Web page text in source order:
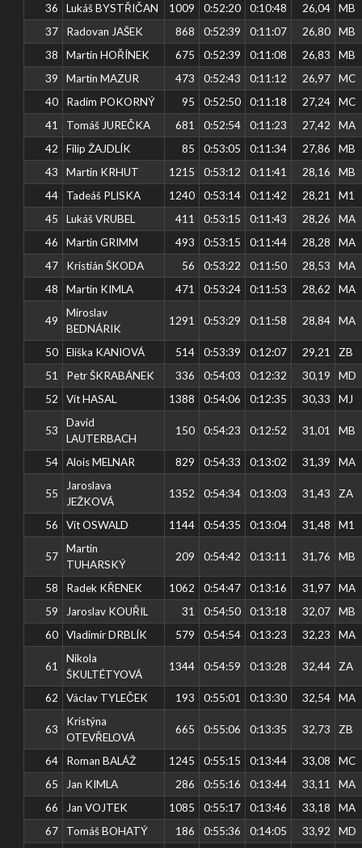
36
Lukáš BYSTŘIČAN 1009 0:52:20 0:10:48 26,04
MB
37
Radovan JAŠEK 868 0:52:39 0:11:07 26,80
MB
38
Martin HOŘÍNEK 675 0:52:39 0:11:08 26,83
MB
39
Martin MAZUR 473 0:52:43 0:11:12 26,97
MC
40
Radim POKORNÝ 95 0:52:50 0:11:18 27,24
MC
41
Tomáš JUREČKA 681 0:52:54 0:11:23 27,42
MA
42
Filip ŽAJDLÍK 85 0:53:05 0:11:34 27,86
MB
43
Martin KRHUT 1215 0:53:12 0:11:41 28,16
MB
44
Tadeáš PLISKA 1240 0:53:14 0:11:42 28,21
M1
45
Lukáš VRUBEL 411 0:53:15 0:11:43 28,26
MA
46
Martin GRIMM 493 0:53:15 0:11:44 28,28
MA
47
Kristián ŠKODA 56 0:53:22 0:11:50 28,53
MA
48
Martin KIMLA 471 0:53:24 0:11:53 28,62 MA
49
Miroslav
BEDNÁRIK
1291 0:53:29 0:11:58 28,84 MA
50 Eliška KANIOVÁ 514 0:53:39 0:12:07 29,21
ZB
51
Petr ŠKRABÁNEK 336 0:54:03 0:12:32 30,19
MD
52
Vít HASAL 1388 0:54:06 0:12:35 30,33 MJ
53
David
LAUTERBACH
150 0:54:23 0:12:52 31,01 MB
54 Alois MELNAR 829 0:54:33 0:13:02 31,39 MA
55
Jaroslava
JEŽKOVÁ
1352 0:54:34 0:13:03 31,43 ZA
56 Vít OSWALD 1144 0:54:35 0:13:04 31,48 M1
57
Martin
TUHARSKÝ
209 0:54:42 0:13:11 31,76 MB
58 Radek KŘENEK 1062 0:54:47 0:13:16 31,97
MA
59
Jaroslav KOUŘIL 31 0:54:50 0:13:18 32,07
MB
60
Vladimír DRBLÍK 579 0:54:54 0:13:23 32,23 MA
61
Nikola
ŠKULTÉTYOVÁ
1344 0:54:59 0:13:28 32,44 ZA
62 Václav TYLEČEK 193 0:55:01 0:13:30 32,54 MA
63
Kristýna
OTEVŘELOVÁ
665 0:55:06 0:13:35 32,73 ZB
64 Roman BALÁŽ 1245 0:55:15 0:13:44 33,08
MC
65
Jan KIMLA 286 0:55:16 0:13:44 33,11
MA
66
Jan VOJTEK 1085 0:55:17 0:13:46 33,18
MA
67
Tomáš BOHATÝ 186 0:55:36 0:14:05 33,92
MD